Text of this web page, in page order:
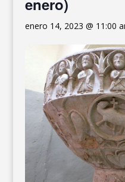
enero)
enero 14, 2023 @ 11:00